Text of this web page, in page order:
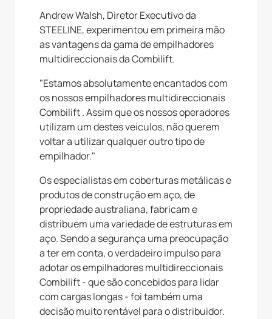
Andrew Walsh, Diretor Executivo da
STEELINE, experimentou em primeira mão
as vantagens da gama de empilhadores
multidireccionais da Combilift.
"Estamos absolutamente encantados com
os nossos empilhadores multidireccionais
Combilift . Assim que os nossos operadores
utilizam um destes veículos, não querem
voltar a utilizar qualquer outro tipo de
empilhador."
Os especialistas em coberturas metálicas e
produtos de construção em aço, de
propriedade australiana, fabricam e
distribuem uma variedade de estruturas em
aço. Sendo a segurança uma preocupação
a ter em conta, o verdadeiro impulso para
adotar os empilhadores multidireccionais
Combilift - que são concebidos para lidar
com cargas longas - foi também uma
decisão muito rentável para o distribuidor.